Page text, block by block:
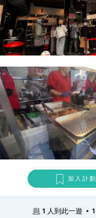
加入計劃
1 人到此一遊 . 1